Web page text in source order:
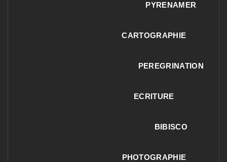
PYRENAMER
CARTOGRAPHIE
PEREGRINATION
ECRITURE
BIBISCO
PHOTOGRAPHIE